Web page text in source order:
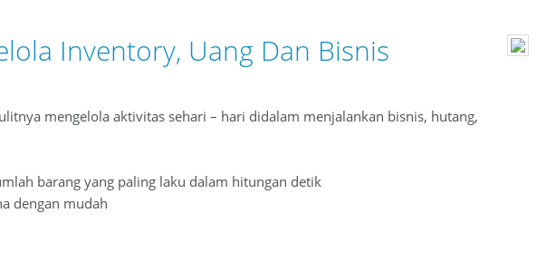
Inventory, Uang Dan Bisnis
mengelola aktivitas sehari – hari didalam menjalankan bisnis, hutang,
barang yang paling laku dalam hitungan detik
dengan mudah